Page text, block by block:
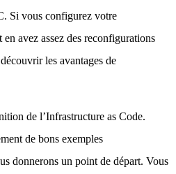
Si vous configurez votre
avez assez des reconfigurations
les avantages de
de l’Infrastructure as Code.
de bons exemples
donnerons un point de départ. Vous